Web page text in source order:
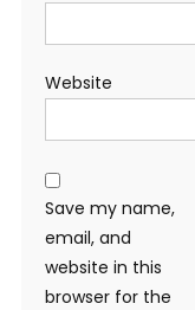
Website
Save my name,
email, and
website in this
browser for the